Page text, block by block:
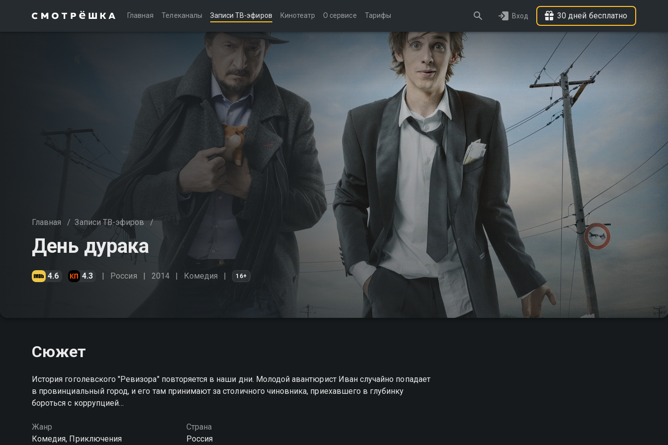
Главная Телеканалы Записи ТВ-эфиров Кинотеатр О сервисе Тарифы Вход 30 дней бесплатно
Главная / Записи ТВ-эфиров /
День дурака
4.6 4.3 Россия 2014 Комедия 16+
Сюжет
История гоголевского "Ревизора" повторяется в наши дни. Молодой авантюрист Иван случайно попадает
в провинциальный город, и его там принимают за столичного чиновника, приехавшего в глубинку
бороться с коррупцией…
Жанр
Комедия, Приключения
Страна
Россия